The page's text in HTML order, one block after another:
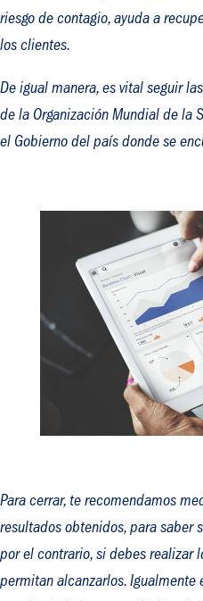
riesgo de contagio, ayuda a
los clientes.
De igual manera, es vital seguir
de la Organización Mundial de la
el Gobierno del país donde se
Para cerrar, te recomendamos
resultados obtenidos, para saber
por el contrario, si debes realizar
permitan alcanzarlos.